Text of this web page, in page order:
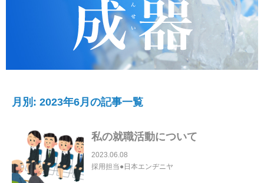
月別: 2023年6月の記事一覧
私の就職活動について
2023.06.08
採用担当●日本エンヂニヤ